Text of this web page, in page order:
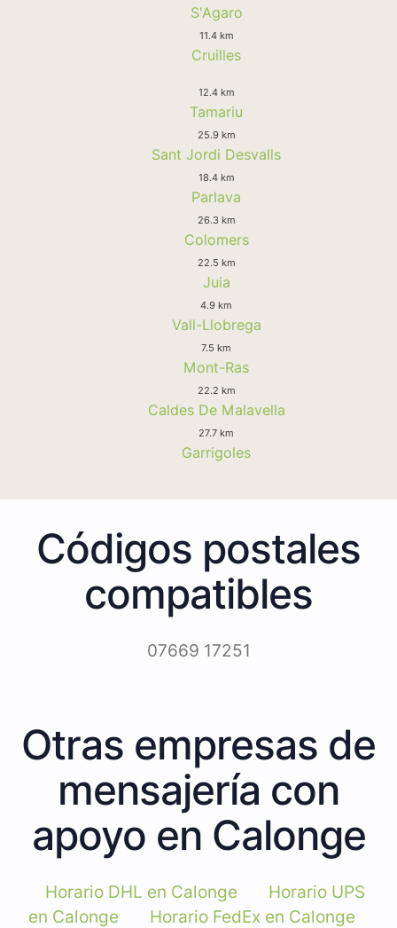
S'Agaro
11.4 km
Cruilles
12.4 km
Tamariu
25.9 km
Sant Jordi Desvalls
18.4 km
Parlava
26.3 km
Colomers
22.5 km
Juia
4.9 km
Vall-Llobrega
7.5 km
Mont-Ras
22.2 km
Caldes De Malavella
27.7 km
Garrigoles
Códigos postales
compatibles
07669 17251
Otras empresas de
mensajería con
apoyo en Calonge
Horario DHL en Calonge
Horario UPS
en Calonge
Horario FedEx en Calonge